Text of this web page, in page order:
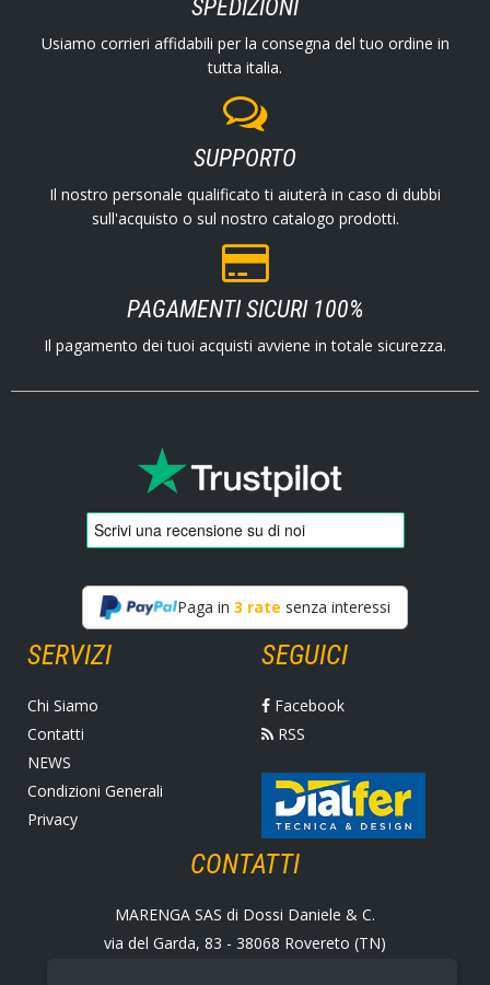
SPEDIZIONI
Usiamo corrieri affidabili per la consegna del tuo ordine in
tutta italia.
SUPPORTO
Il nostro personale qualificato ti aiuterà in caso di dubbi
sull'acquisto o sul nostro catalogo prodotti.
PAGAMENTI SICURI 100%
Il pagamento dei tuoi acquisti avviene in totale sicurezza.
Paga in 3 rate senza interessi
SERVIZI
Chi Siamo
Contatti
NEWS
Condizioni Generali
Privacy
SEGUICI
Facebook
RSS
CONTATTI
MARENGA SAS di Dossi Daniele & C.
via del Garda, 83 - 38068 Rovereto (TN)